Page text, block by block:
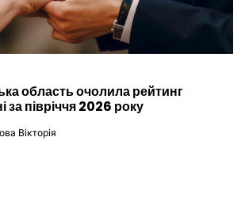
область очолила рейтинг
за півріччя 2026 року
Вікторія